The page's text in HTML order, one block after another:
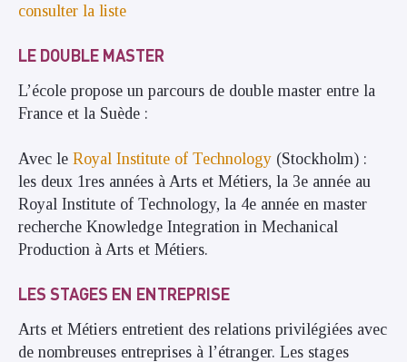
consulter la liste
LE DOUBLE MASTER
L’école propose un parcours de double master entre la
France et la Suède :
Avec le Royal Institute of Technology (Stockholm) :
les deux 1res années à Arts et Métiers, la 3e année au
Royal Institute of Technology, la 4e année en master
recherche Knowledge Integration in Mechanical
Production à Arts et Métiers.
LES STAGES EN ENTREPRISE
Arts et Métiers entretient des relations privilégiées avec
de nombreuses entreprises à l’étranger. Les stages